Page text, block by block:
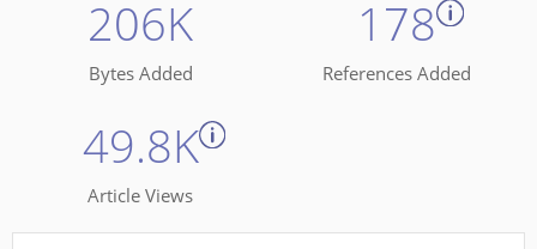
206K
Bytes Added
178
References Added
49.8K
Article Views